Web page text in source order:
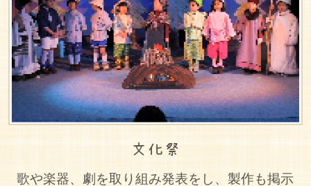
文化祭
歌や楽器、劇を取り組み発表をし、製作も掲示